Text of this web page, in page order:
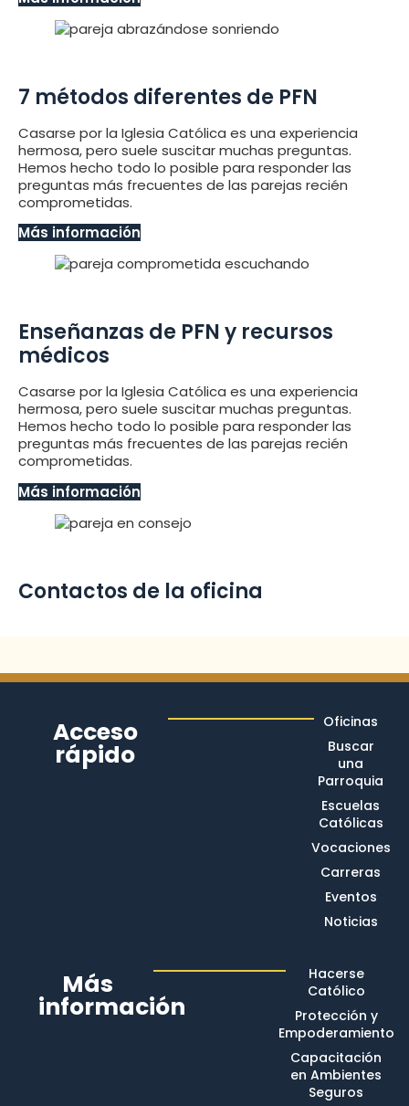
7 métodos diferentes de PFN
Casarse por la Iglesia Católica es una experiencia
hermosa, pero suele suscitar muchas preguntas.
Hemos hecho todo lo posible para responder las
preguntas más frecuentes de las parejas recién
comprometidas.
Más información
Enseñanzas de PFN y recursos
médicos
Casarse por la Iglesia Católica es una experiencia
hermosa, pero suele suscitar muchas preguntas.
Hemos hecho todo lo posible para responder las
preguntas más frecuentes de las parejas recién
comprometidas.
Más información
Contactos de la oficina
Acceso
rápido
Oficinas
Buscar
una
Parroquia
Escuelas
Católicas
Vocaciones
Carreras
Eventos
Noticias
Más
información
Hacerse
Católico
Protección y
Empoderamiento
Capacitación
en Ambientes
Seguros